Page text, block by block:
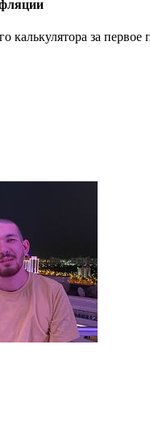
калькулятора за